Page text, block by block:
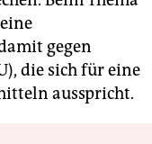
gegen
die sich für eine
ausspricht.